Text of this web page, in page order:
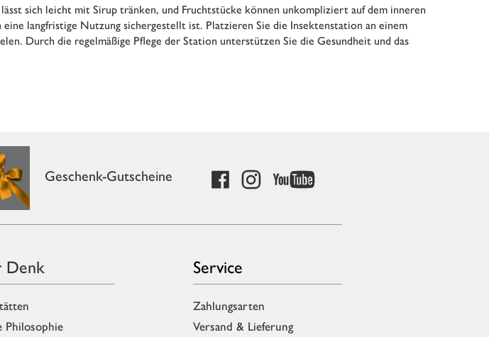
sich leicht mit Sirup tränken, und Fruchtstücke können unkompliziert auf dem inneren
langfristige Nutzung sichergestellt ist. Platzieren Sie die Insektenstation an einem
Durch die regelmäßige Pflege der Station unterstützen Sie die Gesundheit und das
Geschenk-Gutscheine
Denk
Philosophie
Service
Zahlungsarten
Versand & Lieferung